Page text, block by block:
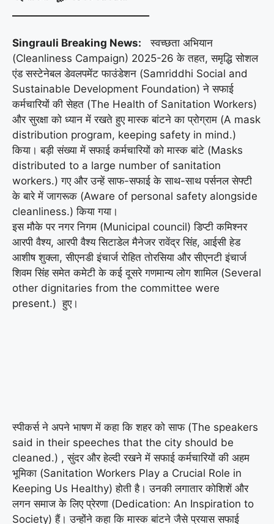
Singrauli Breaking News: स्वच्छता अभियान
(Cleanliness Campaign) 2025-26 के तहत, समृद्धि सोशल
एंड सस्टेनेबल डेवलपमेंट फाउंडेशन (Samriddhi Social and
Sustainable Development Foundation) ने सफाई
कर्मचारियों की सेहत (The Health of Sanitation Workers)
और सुरक्षा को ध्यान में रखते हुए मास्क बांटने का प्रोग्राम (A mask
distribution program, keeping safety in mind.)
किया। बड़ी संख्या में सफाई कर्मचारियों को मास्क बांटे (Masks
distributed to a large number of sanitation
workers.) गए और उन्हें साफ-सफाई के साथ-साथ पर्सनल सेफ्टी
के बारे में जागरूक (Aware of personal safety alongside
cleanliness.) किया गया।
इस मौके पर नगर निगम (Municipal council) डिप्टी कमिश्नर
आरपी वैश्य, आरपी वैश्य सिटाडेल मैनेजर रावेंद्र सिंह, आईसी हेड
आशीष शुक्ला, सीएनडी इंचार्ज रोहित तोरसिया और सीएनटी इंचार्ज
शिवम सिंह समेत कमेटी के कई दूसरे गणमान्य लोग शामिल (Several
other dignitaries from the committee were
present.) हुए।
स्पीकर्स ने अपने भाषण में कहा कि शहर को साफ (The speakers
said in their speeches that the city should be
cleaned.) , सुंदर और हेल्दी रखने में सफाई कर्मचारियों की अहम
भूमिका (Sanitation Workers Play a Crucial Role in
Keeping Us Healthy) होती है। उनकी लगातार कोशिशें और
लगन समाज के लिए प्रेरणा (Dedication: An Inspiration to
Society) हैं। उन्होंने कहा कि मास्क बांटने जैसे प्रयास सफाई